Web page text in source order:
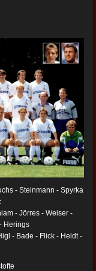
- Steinmann - Spyrka
- Jörres - Weiser -
Herings
- Bade - Flick - Heldt -